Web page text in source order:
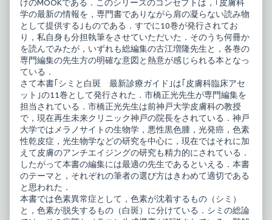
斑
最
新
診
療
ガ
イ
ド
published
on
ッ
ト
11
シ
ミ
と
白
斑
最
新
診
療
ガ
イ
ド,
けのMOOKである．このシリーズのコンセプトは，｢皮膚科
学の最新の情報を，専門書でありながら肩の凝らない読み物
として提供する｣ものである．すでに10巻が発行されてお
り，私自身も分担執筆をさせていただいた．そのうち何冊か
を読んでみたが，いずれも総編集の古江増隆先生と，各巻の
専門編集の先生方の明確な意図と熱意が感じられる本となっ
ている．
さて本書｢シミと白斑 最新診療ガイド｣は｢皮膚科臨床アセ
ット｣の11巻として発行された．市橋正光先生が専門編集を
担当されている．市橋正光先生は前神戸大学皮膚科の教授
で，現在再生未来クリニック神戸の院長をされている．神戸
大学ではメラノサイトの生物学，悪性黒色腫，光発癌，色素
性乾皮症，光生物学などの研究を中心に，現在ではそれに加
えて皮膚のアンチエイジングの研究も精力的にされている．
したがって本書の編集には最適の先生であるといえる．本書
のテーマと，それぞれの筆者の選び方はきわめて適切である
と思われた．
本書では色素異常症として，色素が沈着するもの（シミ）
と，色素が脱失するもの（白斑）に分けている．シミの総論